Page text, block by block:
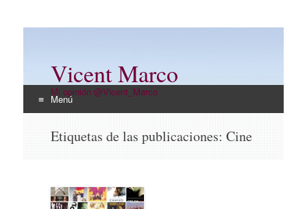
Vicent Marco
Mi opinión @Vicent_Marco
Menú
Etiquetas de las publicaciones: Cine